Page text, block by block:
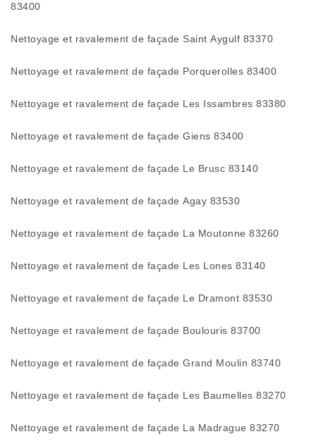
83400
Nettoyage et ravalement de façade Saint Aygulf 83370
Nettoyage et ravalement de façade Porquerolles 83400
Nettoyage et ravalement de façade Les Issambres 83380
Nettoyage et ravalement de façade Giens 83400
Nettoyage et ravalement de façade Le Brusc 83140
Nettoyage et ravalement de façade Agay 83530
Nettoyage et ravalement de façade La Moutonne 83260
Nettoyage et ravalement de façade Les Lones 83140
Nettoyage et ravalement de façade Le Dramont 83530
Nettoyage et ravalement de façade Boulouris 83700
Nettoyage et ravalement de façade Grand Moulin 83740
Nettoyage et ravalement de façade Les Baumelles 83270
Nettoyage et ravalement de façade La Madrague 83270